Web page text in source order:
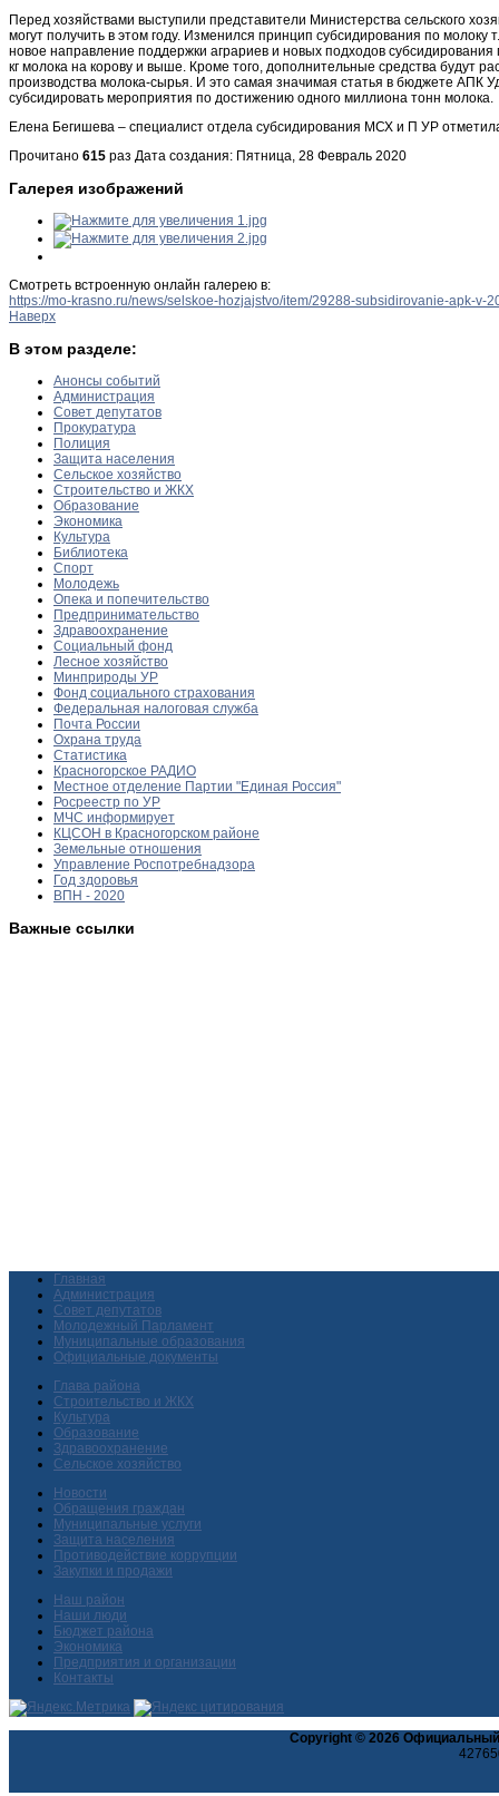
Перед хозяйствами выступили представители Министерства сельского
могут получить в этом году. Изменился принцип субсидирования по
новое направление поддержки аграриев и новых подходов
кг молока на корову и выше. Кроме того, дополнительные средства будут
производства молока-сырья. И это самая значимая статья в бюджете АПК
субсидировать мероприятия по достижению одного миллиона тонн молока.
Елена Бегишева – специалист отдела субсидирования МСХ и П УР
Прочитано 615 раз Дата создания: Пятница, 28 Февраль 2020
Галерея изображений
Смотреть встроенную онлайн галерею в:
https://mo-krasno.ru/news/selskoe-hozjajstvo/item/29288-subsidirovanie-apk-v-
Наверх
В этом разделе:
Анонсы событий
Администрация
Совет депутатов
Прокуратура
Полиция
Защита населения
Сельское хозяйство
Строительство и ЖКХ
Образование
Экономика
Культура
Библиотека
Спорт
Молодежь
Опека и попечительство
Предпринимательство
Здравоохранение
Социальный фонд
Лесное хозяйство
Минприроды УР
Фонд социального страхования
Федеральная налоговая служба
Почта России
Охрана труда
Статистика
Красногорское РАДИО
Местное отделение Партии "Единая Россия"
Росреестр по УР
МЧС информирует
КЦСОН в Красногорском районе
Земельные отношения
Управление Роспотребнадзора
Год здоровья
ВПН - 2020
Важные ссылки
Главная
Администрация
Совет депутатов
Молодежный Парламент
Муниципальные образования
Официальные документы
Глава района
Строительство и ЖКХ
Культура
Образование
Здравоохранение
Сельское хозяйство
Новости
Обращения граждан
Муниципальные услуги
Защита населения
Противодействие коррупции
Закупки и продажи
Наш район
Наши люди
Бюджет района
Экономика
Предприятия и организации
Контакты
Copyright © 2026 Официальный